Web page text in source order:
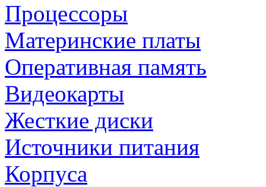
Процессоры
Материнские платы
Оперативная память
Видеокарты
Жесткие диски
Источники питания
Корпуса